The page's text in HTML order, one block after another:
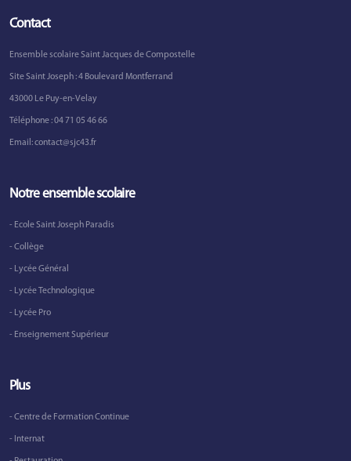
Contact
Ensemble scolaire Saint Jacques de Compostelle
Site Saint Joseph : 4 Boulevard Montferrand
43000 Le Puy-en-Velay
Téléphone :04 71 05 46 66
Email:contact@sjc43.fr
Notre ensemble scolaire
- Ecole Saint Joseph Paradis
- Collège
- Lycée Général
- Lycée Technologique
- Lycée Pro
- Enseignement Supérieur
Plus
- Centre de Formation Continue
- Internat